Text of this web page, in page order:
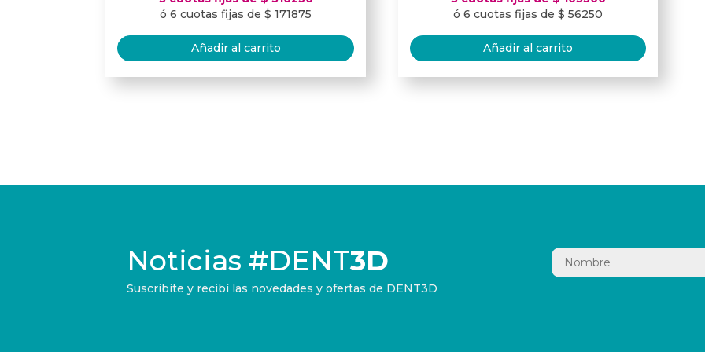
ó 6 cuotas fijas de $ 171875
Añadir al carrito
ó 6 cuotas fijas de $ 56250
Añadir al carrito
Noticias #DENT3D
Suscribite y recibí las novedades y ofertas de DENT3D